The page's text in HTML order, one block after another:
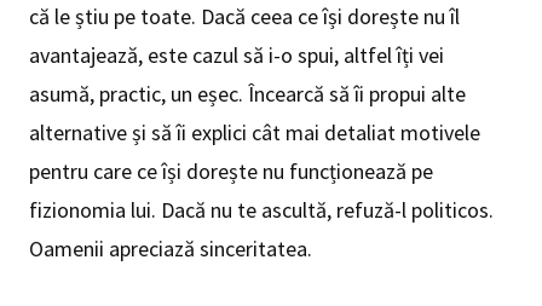
că le știu pe toate. Dacă ceea ce își dorește nu îl
avantajează, este cazul să i-o spui, altfel îți vei
asumă, practic, un eșec. Încearcă să îi propui alte
alternative și să îi explici cât mai detaliat motivele
pentru care ce își dorește nu funcționează pe
fizionomia lui. Dacă nu te ascultă, refuză-l politicos.
Oamenii apreciază sinceritatea.